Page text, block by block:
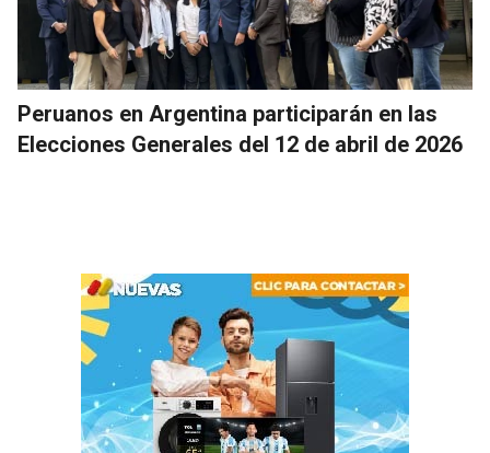
Peruanos en Argentina participarán en las
Elecciones Generales del 12 de abril de 2026